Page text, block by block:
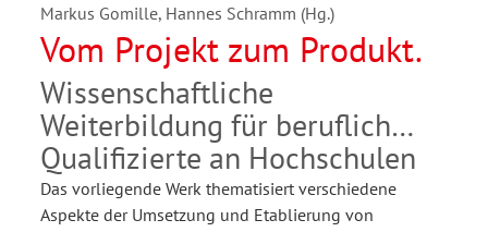
Markus Gomille, Hannes Schramm (Hg.)
Vom Projekt zum Produkt.
Wissenschaftliche
Weiterbildung für beruflich
Qualifizierte an Hochschulen
Das vorliegende Werk thematisiert verschiedene
Aspekte der Umsetzung und Etablierung von